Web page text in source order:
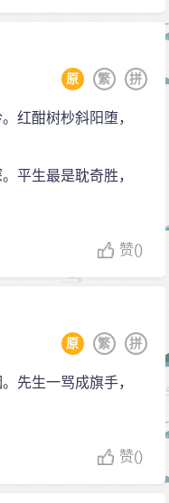
拼
繁
原
红酣树杪斜阳堕，
平生最是耽奇胜，
赞()
拼
繁
原
先生一骂成旗手，
赞()